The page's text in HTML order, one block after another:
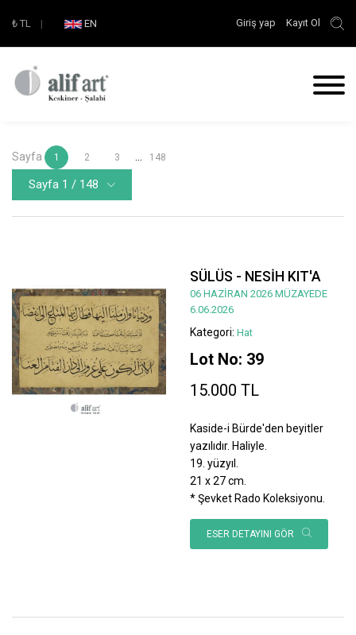
₺ TL | EN Giriş yap Kayıt Ol
Sayfa 1 2 3 148
Sayfa 1 / 148
SÜLÜS - NESİH KIT'A
06 HAZİRAN 2026 MÜZAYEDE
6.06.2026
Kategori: Hat
Lot No: 39
15.000 TL
Kaside-i Bürde'den beyitler
yazılıdır. Haliyle.
19. yüzyıl.
21 x 27 cm.
* Şevket Rado Koleksiyonu.
ESER DETAYINI GÖR